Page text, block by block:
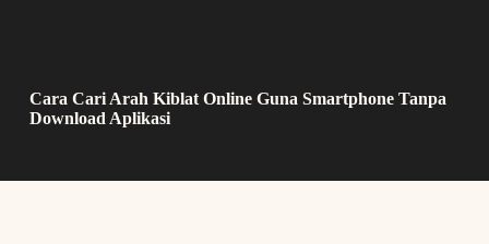
Cara Cari Arah Kiblat Online Guna Smartphone Tanpa
Download Aplikasi